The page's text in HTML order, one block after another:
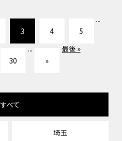
3 4 5
...
30
...
»
最後 »
すべて
埼玉